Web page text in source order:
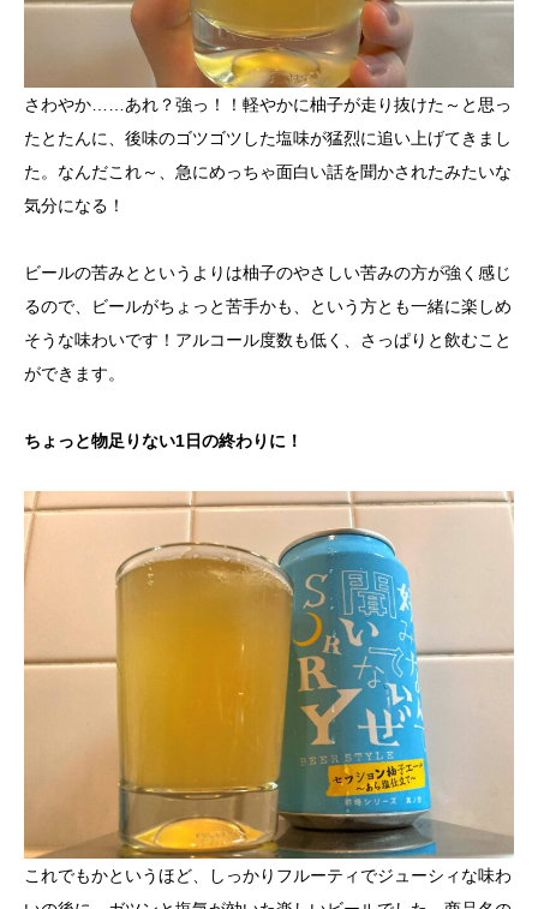
さわやか……あれ？強っ！！軽やかに柚子が走り抜けた～と思っ
たとたんに、後味のゴツゴツした塩味が猛烈に追い上げてきまし
た。なんだこれ～、急にめっちゃ面白い話を聞かされたみたいな
気分になる！
ビールの苦みとというよりは柚子のやさしい苦みの方が強く感じ
るので、ビールがちょっと苦手かも、という方とも一緒に楽しめ
そうな味わいです！アルコール度数も低く、さっぱりと飲むこと
ができます。
ちょっと物足りない1日の終わりに！
これでもかというほど、しっかりフルーティでジューシィな味わ